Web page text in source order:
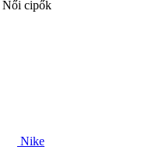
Női cipők
Nike